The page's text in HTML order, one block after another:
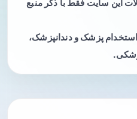
این سایت فقط با ذکر منبع
پزشک و دندانپزشک،